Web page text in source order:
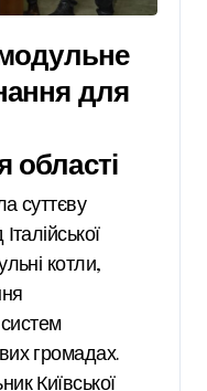
для
області
котли,
систем
громадах.
Київської